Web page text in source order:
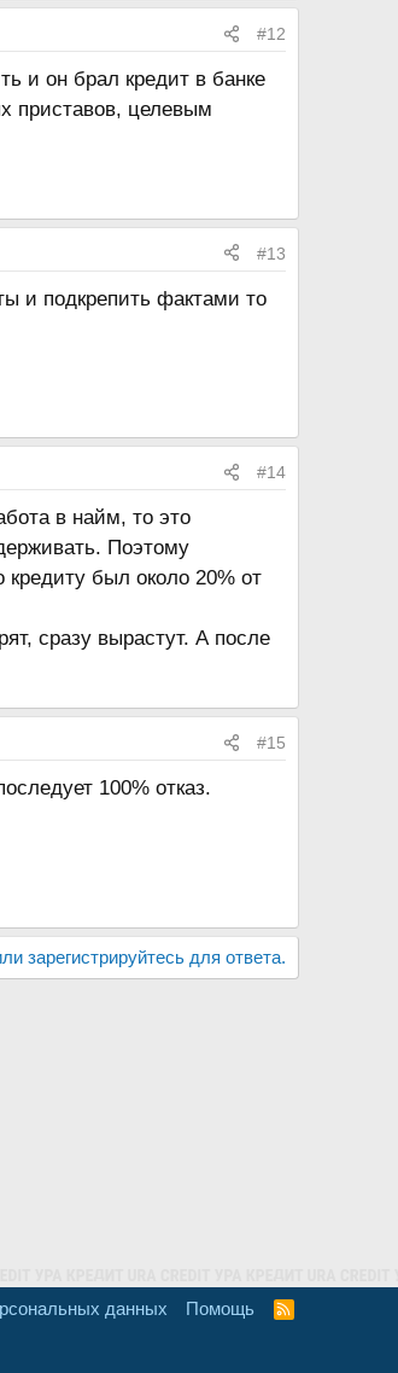
#12
и он брал кредит в банке
приставов, целевым
#13
и подкрепить фактами то
#14
в найм, то это
Поэтому
был около 20% от
сразу вырастут. А после
#15
100% отказ.
зарегистрируйтесь для ответа.
данных Помощь